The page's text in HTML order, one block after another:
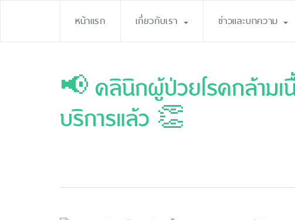
หน้าแรก เกี่ยวกับเรา ข่าวและบทความ
📢 คลินิกผู้ป่วยโรคกล้ามเ
บริการแล้ว 👏